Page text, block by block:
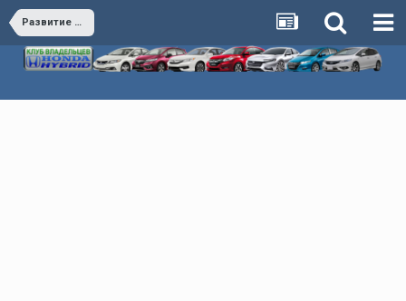
Развитие клуба